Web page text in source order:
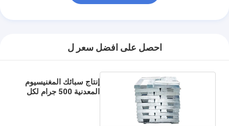
احصل على افضل سعر ل
إنتاج سبائك المغنيسيوم
المعدنية 500 جرام لكل